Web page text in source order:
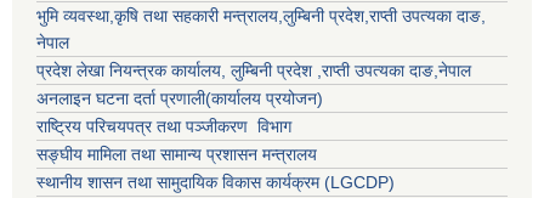
भुमि व्यवस्था,कृषि तथा सहकारी मन्त्रालय,लुम्बिनी प्रदेश,राप्ती उपत्यका दाङ,
नेपाल
प्रदेश लेखा नियन्त्रक कार्यालय, लुम्बिनी प्रदेश ,राप्ती उपत्यका दाङ,नेपाल
अनलाइन घटना दर्ता प्रणाली(कार्यालय प्रयोजन)
राष्ट्रिय परिचयपत्र तथा पञ्जीकरण विभाग
सङ्घीय मामिला तथा सामान्य प्रशासन मन्त्रालय
स्थानीय शासन तथा सामुदायिक विकास कार्यक्रम (LGCDP)